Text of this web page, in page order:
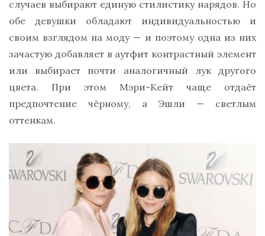
случаев выбирают единую стилистику нарядов. Но
обе девушки обладают индивидуальностью и
своим взглядом на моду — и поэтому одна из них
зачастую добавляет в аутфит контрастный элемент
или выбирает почти аналогичный лук другого
цвета. При этом Мэри-Кейт чаще отдаёт
предпочтение чёрному, а Эшли — светлым
оттенкам.